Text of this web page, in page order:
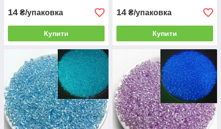
14 ₴/упаковка
Купити
14 ₴/упаковка
Купити